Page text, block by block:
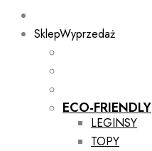
SklepWyprzedaż
ECO-FRIENDLY
LEGINSY
TOPY